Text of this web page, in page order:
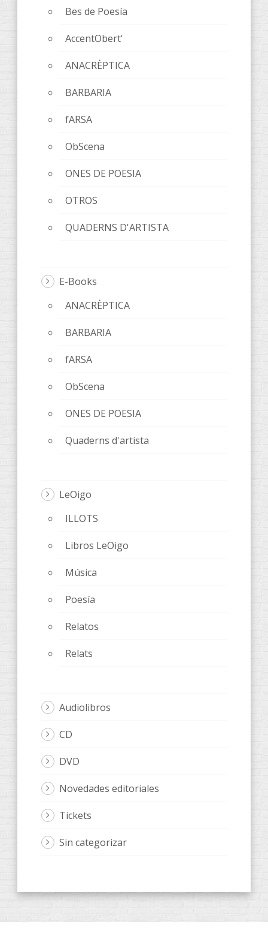
Bes de Poesía
AccentObert'
ANACRÈPTICA
BARBARIA
fARSA
ObScena
ONES DE POESIA
OTROS
QUADERNS D'ARTISTA
E-Books
ANACRÈPTICA
BARBARIA
fARSA
ObScena
ONES DE POESIA
Quaderns d'artista
LeOigo
ILLOTS
Libros LeOigo
Música
Poesía
Relatos
Relats
Audiolibros
CD
DVD
Novedades editoriales
Tickets
Sin categorizar